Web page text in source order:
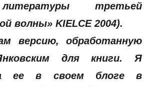
третьей
волны» KIELCE 2004).
версию, обработанную
для книги. Я
ее в своем блоге в